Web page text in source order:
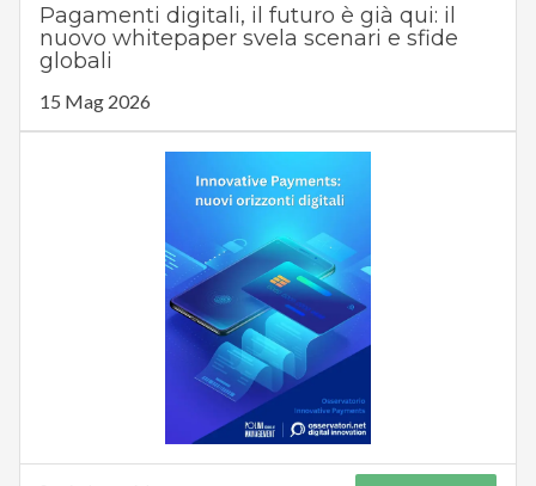
Pagamenti digitali, il futuro è già qui: il
nuovo whitepaper svela scenari e sfide
globali
15 Mag 2026